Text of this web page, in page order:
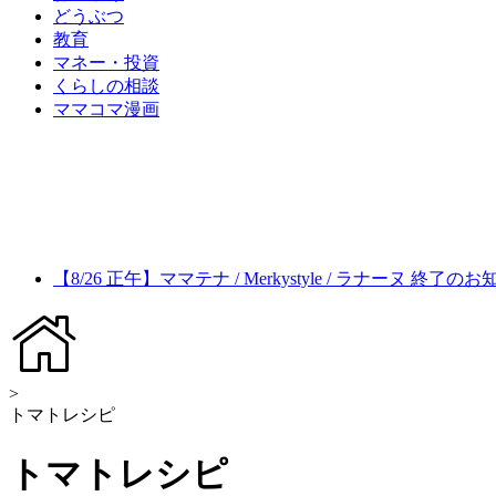
どうぶつ
教育
マネー・投資
くらしの相談
ママコマ漫画
【8/26 正午】ママテナ / Merkystyle / ラナーヌ 終了のお
>
トマトレシピ
トマトレシピ